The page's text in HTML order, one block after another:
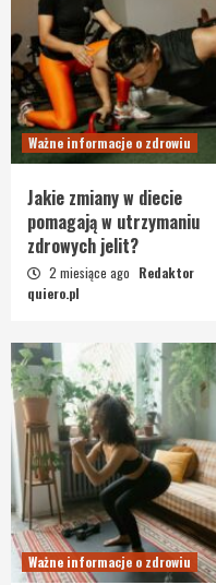
Ważne informacje o zdrowiu
Jakie zmiany w diecie
pomagają w utrzymaniu
zdrowych jelit?
2 miesiące ago Redaktor
quiero.pl
Ważne informacje o zdrowiu